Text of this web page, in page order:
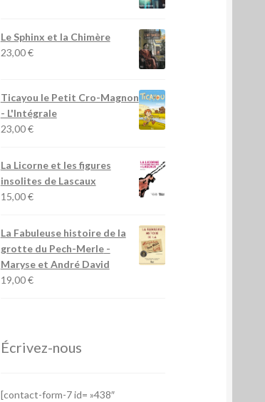
Le Sphinx et la Chimère
23,00€
Ticayou le Petit Cro-Magnon
- L'Intégrale
23,00€
La Licorne et les figures
insolites de Lascaux
15,00€
La Fabuleuse histoire de la
grotte du Pech-Merle-
Maryse et André David
19,00€
Écrivez-nous
[contact-form-7 id= »438″